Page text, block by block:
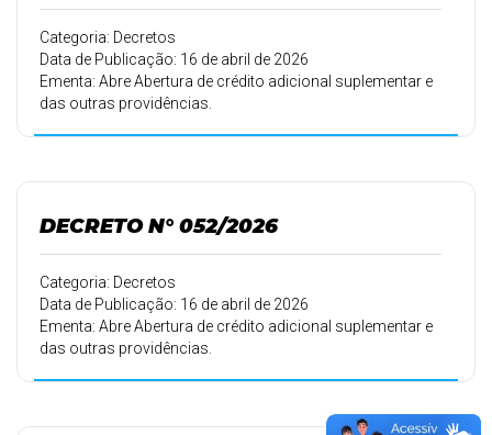
Categoria: Decretos
Data de Publicação: 16 de abril de 2026
Ementa: Abre Abertura de crédito adicional suplementar e
das outras providências.
DECRETO N° 052/2026
Categoria: Decretos
Data de Publicação: 16 de abril de 2026
Ementa: Abre Abertura de crédito adicional suplementar e
das outras providências.